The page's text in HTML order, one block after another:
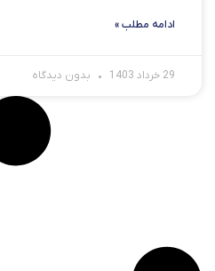
ادامه مطلب »
29 خرداد 1403 بدون دیدگاه